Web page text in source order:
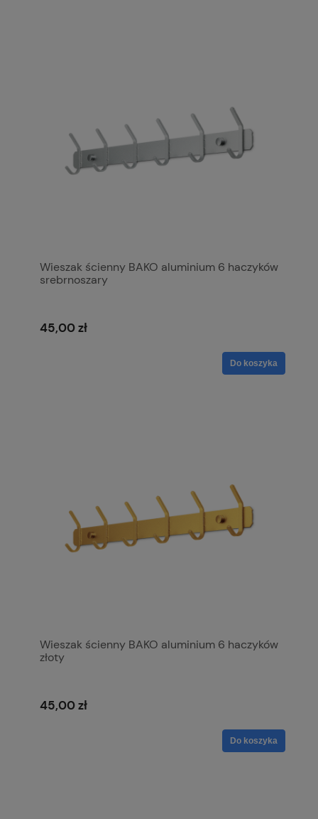
Wieszak ścienny BAKO aluminium 6 haczyków
srebrnoszary
45,00 zł
Do koszyka
Wieszak ścienny BAKO aluminium 6 haczyków
złoty
45,00 zł
Do koszyka